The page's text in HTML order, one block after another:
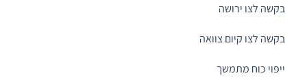
בקשה לצו ירושה
בקשה לצו קיום צוואה
ייפוי כוח מתמשך